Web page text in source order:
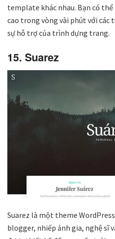
template khác nhau. Bạn có
cao trong vòng vài phút với các
sự hỗ trợ của trình dựng trang.
15. Suarez
Suarez là một theme
blogger, nhiếp ảnh gia, nghệ sĩ